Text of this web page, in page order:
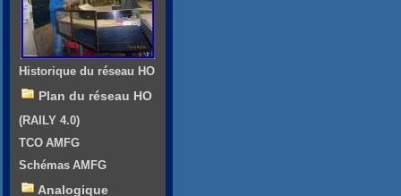
Historique du réseau HO
Plan du réseau HO
(RAILY 4.0)
TCO AMFG
Schémas AMFG
Analogique